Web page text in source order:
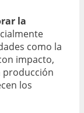
la
como la
impacto,
producción
los